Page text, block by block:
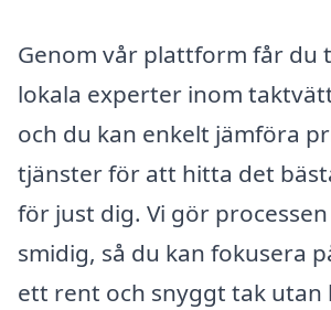
Genom vår plattform får du
lokala experter inom
och du kan enkelt jämföra
tjänster för att hitta det
för just dig. Vi gör
smidig, så du kan fokusera
ett rent och snyggt tak utan